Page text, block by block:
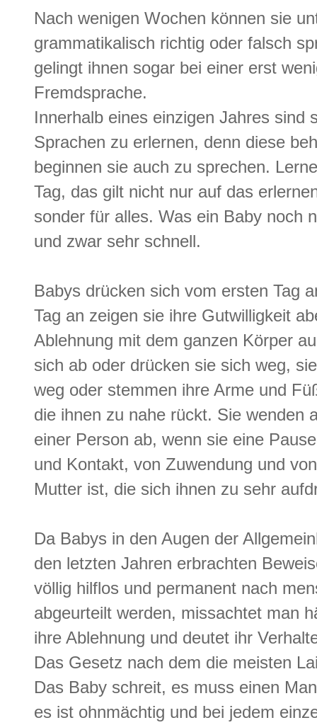
Nach wenigen Wochen können sie
grammatikalisch richtig oder falsch
gelingt ihnen sogar bei einer erst
Fremdsprache.
Innerhalb eines einzigen Jahres sind
Sprachen zu erlernen, denn diese
beginnen sie auch zu sprechen.
Tag, das gilt nicht nur auf das
sonder für alles. Was ein Baby noch
und zwar sehr schnell.
Babys drücken sich vom ersten Tag
Tag an zeigen sie ihre Gutwilligkeit
Ablehnung mit dem ganzen Körper
sich ab oder drücken sie sich weg,
weg oder stemmen ihre Arme und
die ihnen zu nahe rückt. Sie wenden
einer Person ab, wenn sie eine
und Kontakt, von Zuwendung und
Mutter ist, die sich ihnen zu sehr
Da Babys in den Augen der
den letzten Jahren erbrachten
völlig hilflos und permanent nach
abgeurteilt werden, missachtet man
ihre Ablehnung und deutet ihr
Das Gesetz nach dem die meisten
Das Baby schreit, es muss einen
es ist ohnmächtig und bei jedem